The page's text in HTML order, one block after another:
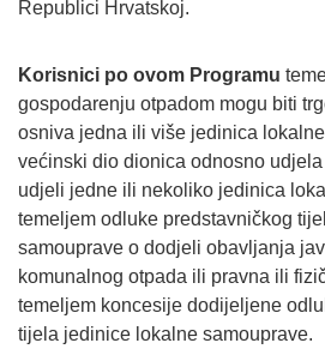
Republici Hrvatskoj.
Korisnici po ovom Programu
gospodarenju otpadom mogu biti
osniva jedna ili više jedinica
većinski dio dionica odnosno
udjeli jedne ili nekoliko jedinica
temeljem odluke predstavničkog
samouprave o dodjeli obavljanja
komunalnog otpada ili pravna ili
temeljem koncesije dodijeljene
tijela jedinice lokalne samouprave.